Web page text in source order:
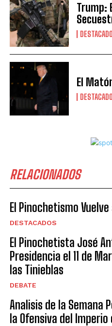
Trump:
El
RELACIONADOS
El Pinochetismo
DESTACADOS
El Pinochetista José
Presidencia el 11 de
las Tinieblas
DEBATE
Analisis de la Semana
la Ofensiva del